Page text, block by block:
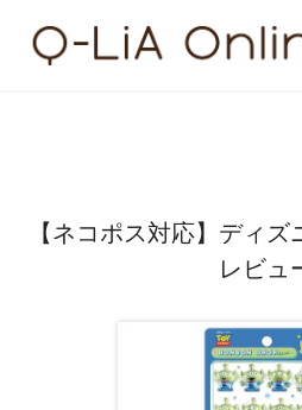
【ネコポス対応】ディ
レビュ